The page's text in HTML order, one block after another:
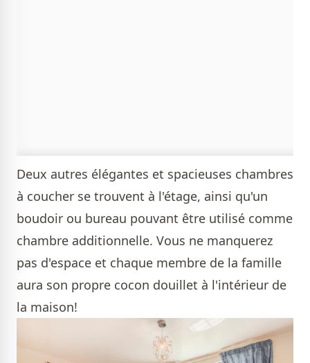
Deux autres élégantes et spacieuses chambres
à coucher se trouvent à l'étage, ainsi qu'un
boudoir ou bureau pouvant être utilisé comme
chambre additionnelle. Vous ne manquerez
pas d'espace et chaque membre de la famille
aura son propre cocon douillet à l'intérieur de
la maison!